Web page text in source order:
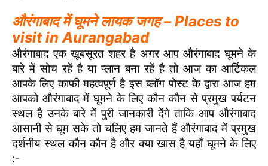
औरंगाबाद में घूमने लायक जगह – Places to
visit in Aurangabad
औरंगाबाद एक खूबसूरत शहर है अगर आप औरंगाबाद घूमने के
बारे में सोच रहें है या प्लान बना रहें है तो आज का आर्टिकल
आपके लिए काफी महत्वपूर्ण है इस ब्लॉग पोस्ट के द्वारा आज हम
आपको औरंगाबाद में घूमने के लिए कौन कौन से प्रमुख पर्यटन
स्थल है उनके बारे में पुरी जानकारी देंगे ताकि आप औरंगाबाद
आसानी से घूम सके तो चलिए हम जानते हैं औरंगाबाद में प्रमुख
दर्शनीय स्थल कौन कौन है और क्या खास है यहाँ घूमने के लिए
:-